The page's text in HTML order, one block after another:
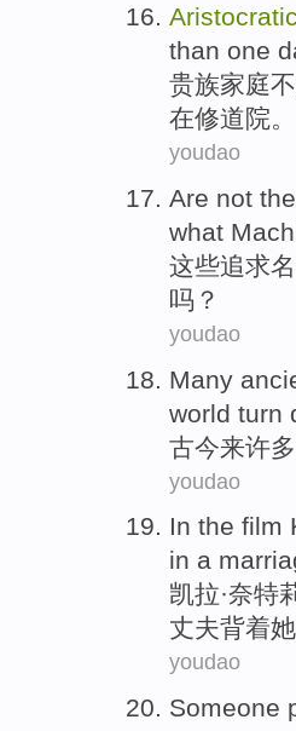
Aristocratic
than one
贵族家庭不
在修道院。
youdao
Are not
what
这些追求
吗？
youdao
Many
world turn
古今来许多
youdao
In the film
in a
凯拉·奈特
丈夫背着她
youdao
Someone